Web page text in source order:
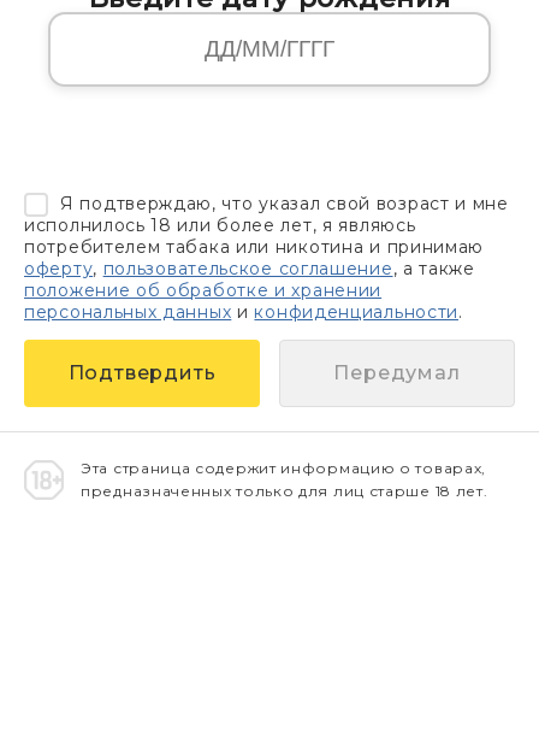
Я подтверждаю, что указал свой возраст и мне
исполнилось 18 или более лет, я являюсь
потребителем табака или никотина и принимаю
оферту, пользовательское соглашение, а также
положение об обработке и хранении
персональных данных и конфиденциальности.
Передумал
Эта страница содержит информацию о товарах,
предназначенных только для лиц старше 18 лет.